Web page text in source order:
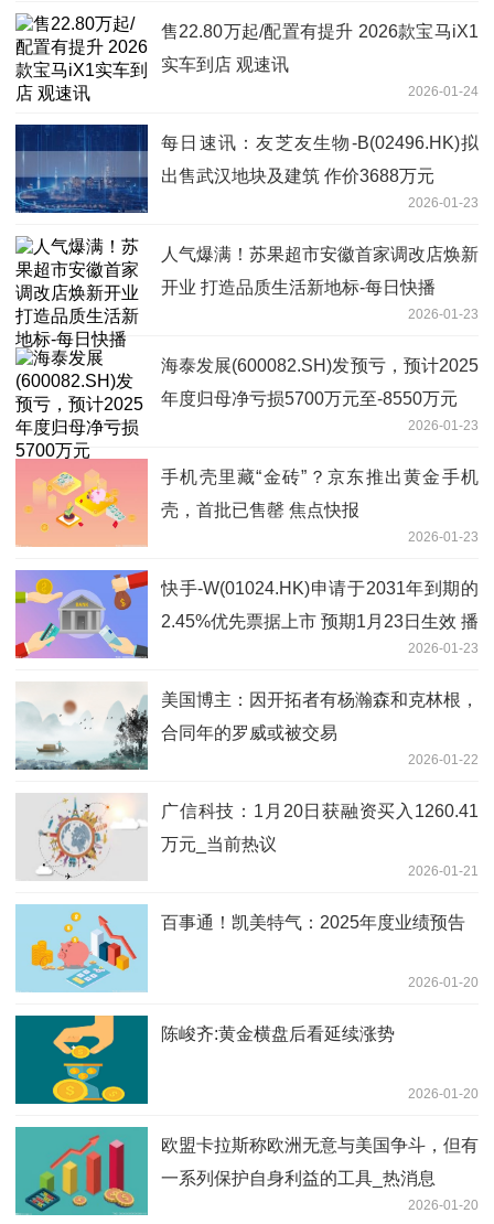
售22.80万起/配置有提升 2026款宝马iX1
实车到店 观速讯
2026-01-24
每日速讯：友芝友生物-B(02496.HK)拟
出售武汉地块及建筑 作价3688万元
2026-01-23
人气爆满！苏果超市安徽首家调改店焕新
开业 打造品质生活新地标-每日快播
2026-01-23
海泰发展(600082.SH)发预亏，预计2025
年度归母净亏损5700万元至-8550万元
2026-01-23
手机壳里藏“金砖”？京东推出黄金手机
壳，首批已售罄 焦点快报
2026-01-23
快手-W(01024.HK)申请于2031年到期的
2.45%优先票据上市 预期1月23日生效 播
2026-01-23
美国博主：因开拓者有杨瀚森和克林根，
合同年的罗威或被交易
2026-01-22
广信科技：1月20日获融资买入1260.41
万元_当前热议
2026-01-21
百事通！凯美特气：2025年度业绩预告
2026-01-20
陈峻齐:黄金横盘后看延续涨势
2026-01-20
欧盟卡拉斯称欧洲无意与美国争斗，但有
一系列保护自身利益的工具_热消息
2026-01-20